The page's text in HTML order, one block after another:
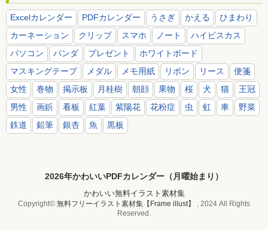
Excelカレンダー PDFカレンダー うさぎ かえる
ひまわり
カーネーション
クリップ スマホ ノート
ハイビスカス
パソコン
パンダ プレゼント
ホワイトボード
マスキングテープ
メダル メモ用紙 リボン リース
便箋
女性
巻物 掲示板 月桂樹 朝顔 果物 桜 犬 猫
王冠
男性
画鋲 看板 紅葉 紫陽花 花粉症 虫 虹 車
野菜
鉄道
鉛筆 銀杏 魚 黒板
2026年かわいいPDFカレンダー（月曜始まり）
かわいい無料イラスト素材集
Copyright© 無料フリーイラスト素材集【Frame illust】
, 2024 All Rights
Reserved.